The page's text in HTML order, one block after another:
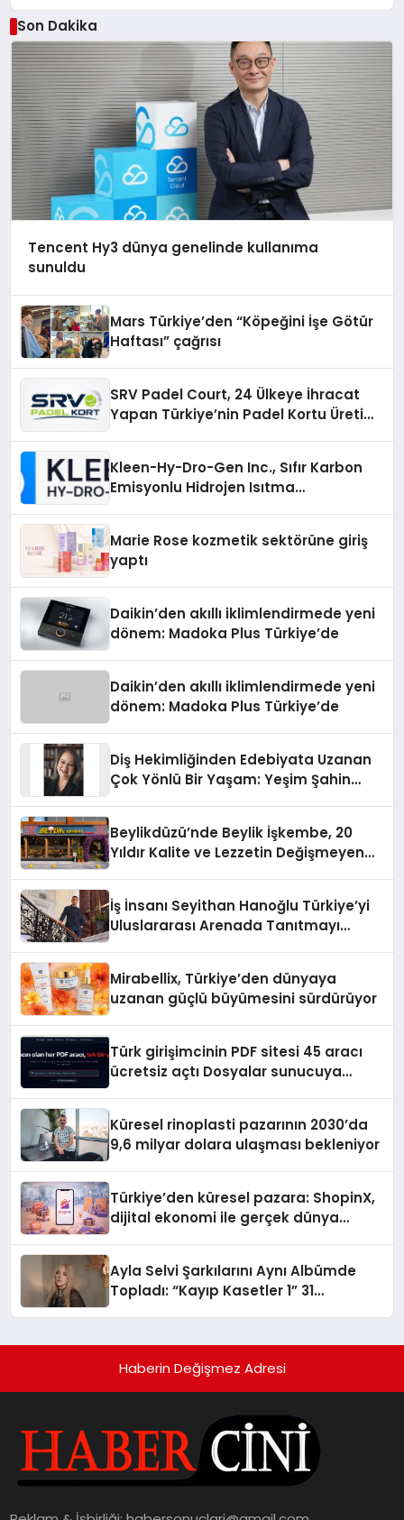
Son Dakika
Tencent Hy3 dünya genelinde kullanıma
sunuldu
Mars Türkiye’den “Köpeğini İşe Götür
Haftası” çağrısı
SRV Padel Court, 24 Ülkeye İhracat
Yapan Türkiye’nin Padel Kortu Üretim
Kleen-Hy-Dro-Gen Inc., Sıfır Karbon
Emisyonlu Hidrojen Isıtma
Marie Rose kozmetik sektörüne giriş
yaptı
Daikin’den akıllı iklimlendirmede yeni
dönem: Madoka Plus Türkiye’de
Daikin’den akıllı iklimlendirmede yeni
dönem: Madoka Plus Türkiye’de
Diş Hekimliğinden Edebiyata Uzanan
Çok Yönlü Bir Yaşam: Yeşim Şahin
Beylikdüzü’nde Beylik İşkembe, 20
Yıldır Kalite ve Lezzetin Değişmeyen
İş İnsanı Seyithan Hanoğlu Türkiye’yi
Uluslararası Arenada Tanıtmayı
Mirabellix, Türkiye’den dünyaya
uzanan güçlü büyümesini sürdürüyor
Türk girişimcinin PDF sitesi 45 aracı
ücretsiz açtı Dosyalar sunucuya
Küresel rinoplasti pazarının 2030’da
9,6 milyar dolara ulaşması bekleniyor
Türkiye’den küresel pazara: ShopinX,
dijital ekonomi ile gerçek dünya
Ayla Selvi Şarkılarını Aynı Albümde
Topladı: “Kayıp Kasetler 1” 31
Haberin Değişmez Adresi